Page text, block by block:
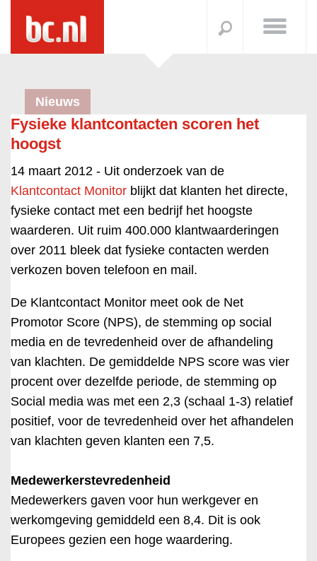
Nieuws
Fysieke klantcontacten scoren het
hoogst
14 maart 2012 - Uit onderzoek van de
Klantcontact Monitor blijkt dat klanten het directe,
fysieke contact met een bedrijf het hoogste
waarderen. Uit ruim 400.000 klantwaarderingen
over 2011 bleek dat fysieke contacten werden
verkozen boven telefoon en mail.
De Klantcontact Monitor meet ook de Net
Promotor Score (NPS), de stemming op social
media en de tevredenheid over de afhandeling
van klachten. De gemiddelde NPS score was vier
procent over dezelfde periode, de stemming op
Social media was met een 2,3 (schaal 1-3) relatief
positief, voor de tevredenheid over het afhandelen
van klachten geven klanten een 7,5.
Medewerkerstevredenheid
Medewerkers gaven voor hun werkgever en
werkomgeving gemiddeld een 8,4. Dit is ook
Europees gezien een hoge waardering.